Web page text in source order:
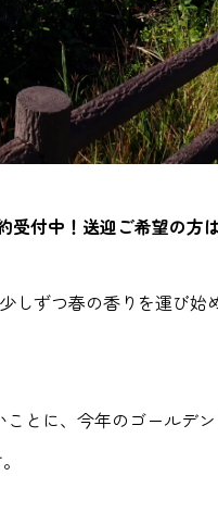
受付中！送迎ご希望の方
しずつ春の香りを運び始
とに、今年のゴールデン